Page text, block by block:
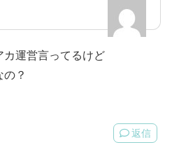
カ運営言ってるけど
？
返信